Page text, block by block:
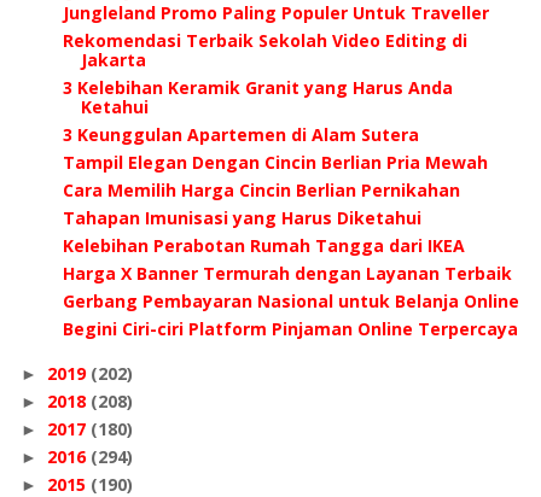
Jungleland Promo Paling Populer Untuk Traveller
Rekomendasi Terbaik Sekolah Video Editing di
Jakarta
3 Kelebihan Keramik Granit yang Harus Anda
Ketahui
3 Keunggulan Apartemen di Alam Sutera
Tampil Elegan Dengan Cincin Berlian Pria Mewah
Cara Memilih Harga Cincin Berlian Pernikahan
Tahapan Imunisasi yang Harus Diketahui
Kelebihan Perabotan Rumah Tangga dari IKEA
Harga X Banner Termurah dengan Layanan Terbaik
Gerbang Pembayaran Nasional untuk Belanja Online
Begini Ciri-ciri Platform Pinjaman Online Terpercaya
► 2019 (202)
► 2018 (208)
► 2017 (180)
► 2016 (294)
► 2015 (190)